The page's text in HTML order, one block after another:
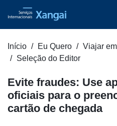
Início Eu Quero
Viajar
Seleção do Editor
Evite fraudes: Use
oficiais para o
cartão de chegada